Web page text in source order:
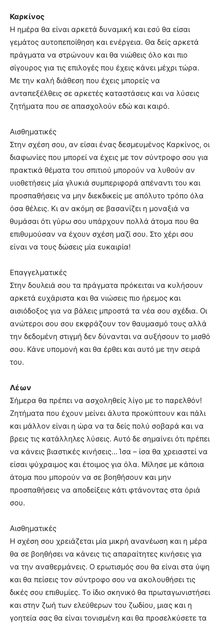
Καρκίνος
Η ημέρα θα είναι αρκετά δυναμική και εσύ θα είσαι
γεμάτος αυτοπεποίθηση και ενέργεια. Θα δείς αρκετά
πράγματα να στρώνουν και θα νιώθεις όλο και πιο
σίγουρος για τις επιλογές που έχεις κάνει μέχρι τώρα.
Με την καλή διάθεση που έχεις μπορείς να
ανταπεξέλθεις σε αρκετές καταστάσεις και να λύσεις
ζητήματα που σε απασχολούν εδώ και καιρό.
Αισθηματικές
Στην σχέση σου, αν είσαι ένας δεσμευμένος Καρκίνος, οι
διαφωνίες που μπορεί να έχεις με τον σύντροφο σου για
πρακτικά θέματα του σπιτιού μπορούν να λυθούν αν
υιοθετήσεις μία γλυκιά συμπεριφορά απέναντι του και
προσπαθήσεις να μην διεκδικείς με απόλυτο τρόπο όλα
όσα θέλεις. Κι αν ακόμη σε βασανίζει η μοναξιά να
θυμάσαι ότι γύρω σου υπάρχουν πολλά άτομα που θα
επιθυμούσαν να έχουν σχέση μαζί σου. Στο χέρι σου
είναι να τους δώσεις μία ευκαιρία!
Επαγγελματικές
Στην δουλειά σου τα πράγματα πρόκειται να κυλήσουν
αρκετά ευχάριστα και θα νιώσεις πιο ήρεμος και
αισιόδοξος για να βάλεις μπροστά τα νέα σου σχέδια. Οι
ανώτεροι σου σου εκφράζουν τον θαυμασμό τους αλλά
την δεδομένη στιγμή δεν δύνανται να αυξήσουν το μισθό
σου. Κάνε υπομονή και θα έρθει και αυτό με την σειρά
του.
Λέων
Σήμερα θα πρέπει να ασχοληθείς λίγο με το παρελθόν!
Ζητήματα που έχουν μείνει άλυτα προκύπτουν και πάλι
και μάλλον είναι η ώρα να τα δείς πολύ σοβαρά και να
βρεις τις κατάλληλες λύσεις. Αυτό δε σημαίνει ότι πρέπει
να κάνεις βιαστικές κινήσεις… Ίσα – ίσα θα χρειαστεί να
είσαι ψύχραιμος και έτοιμος για όλα. Μίλησε με κάποια
άτομα που μπορούν να σε βοηθήσουν και μην
προσπαθήσεις να αποδείξεις κάτι φτάνοντας στα όριά
σου.
Αισθηματικές
Η σχέση σου χρειάζεται μία μικρή ανανέωση και η μέρα
θα σε βοηθήσει να κάνεις τις απαραίτητες κινήσεις για
να την αναθερμάνεις. Ο ερωτισμός σου θα είναι στα ύψη
και θα πείσεις τον σύντροφο σου να ακολουθήσει τις
δικές σου επιθυμίες. Το ίδιο σκηνικό θα πρωταγωνιστήσει
και στην ζωή των ελεύθερων του ζωδίου, μιας και η
γοητεία σας θα είναι τονισμένη και θα προσελκύσετε τα